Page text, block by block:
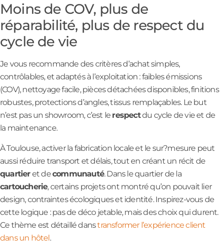
Moins de COV, plus de
réparabilité, plus de respect du
cycle de vie
Je vous recommande des critères d’achat simples,
contrôlables, et adaptés à l’exploitation : faibles émissions
(COV), nettoyage facile, pièces détachées disponibles, finitions
robustes, protections d’angles, tissus remplaçables. Le but
n’est pas un showroom, c’est le respectdu cycle de vie et de
la maintenance.
À Toulouse, activer la fabrication locale et le sur?mesure peut
aussi réduire transport et délais, tout en créant un récit de
quartieret decommunauté. Dans le quartier de la
cartoucherie, certains projets ont montré qu’on pouvait lier
design, contraintes écologiques et identité. Inspirez-vous de
cette logique : pas de déco jetable, mais des choix qui durent.
Ce thème est détaillé danstransformer l’expérience client
dans un hôtel.